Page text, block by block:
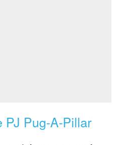
PJ Pug-A-Pillar